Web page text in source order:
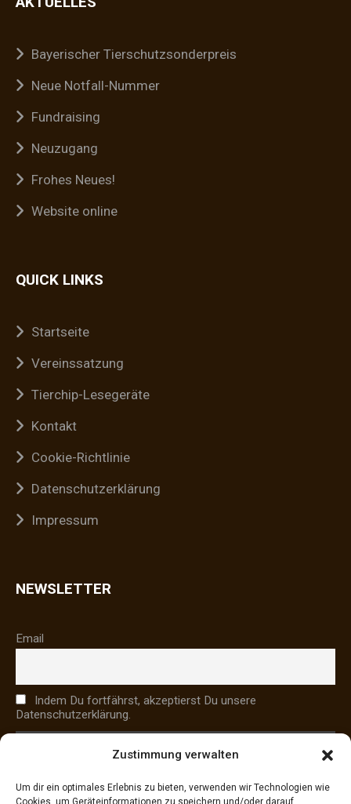
Zustimmung verwalten
Um dir ein optimales Erlebnis zu bieten, verwenden wir Technologien wie
Cookies, um Geräteinformationen zu speichern und/oder darauf
Bayerischer Tierschutzsonderpreis
Neue Notfall-Nummer
Fundraising
Neuzugang
Frohes Neues!
Website online
QUICK LINKS
Startseite
Vereinssatzung
Tierchip-Lesegeräte
Kontakt
Cookie-Richtlinie
Datenschutzerklärung
Impressum
NEWSLETTER
Email
Indem Du fortfährst, akzeptierst Du unsere
Datenschutzerklärung.